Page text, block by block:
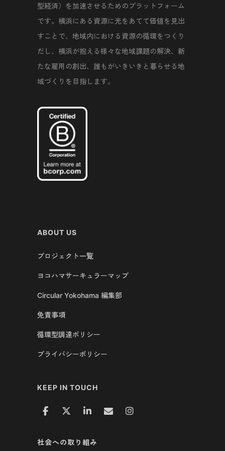
型経済）を加速させるためのプラットフォーム
です。横浜にある資源に光をあてて価値を見出
すことで、地域内における資源の循環をつくり
だし、横浜が抱える様々な地域課題の解決、新
たな雇用の創出、誰もがいきいきと暮らせる地
域づくりを目指します。
ABOUT US
プロジェクト一覧
ヨコハマサーキュラーマップ
Circular Yokohama 編集部
免責事項
循環型調達ポリシー
プライバシーポリシー
KEEP IN TOUCH
社会への取り組み